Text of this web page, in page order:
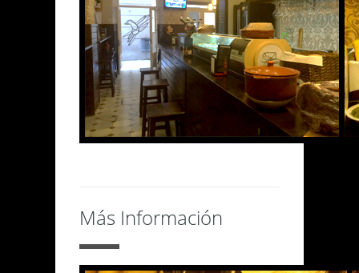
Más Información